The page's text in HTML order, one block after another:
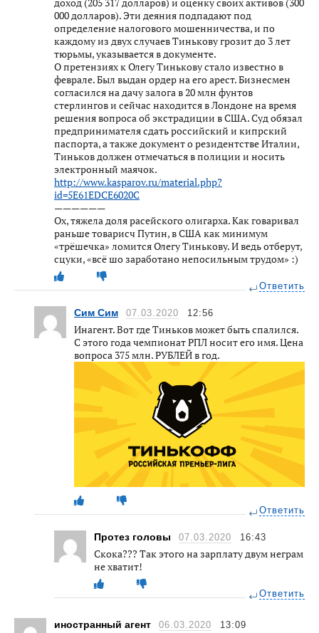
000 долларов). Эти деяния подпадают под
определение налогового мошенничества, и по
каждому из двух случаев Тинькову грозит до 3 лет
тюрьмы, указывается в документе.
О претензиях к Олегу Тинькову стало известно в
феврале. Был выдан ордер на его арест. Бизнесмен
согласился на дачу залога в 20 млн фунтов
стерлингов и сейчас находится в Лондоне на время
решения вопроса об экстрадиции в США. Суд обязал
предпринимателя сдать российский и кипрский
паспорта, а также документ о резидентстве Италии,
Тиньков должен отмечаться в полиции и носить
электронный маячок.
http://www.kasparov.ru/material.php?
id=5E61EDCE6020C
——————
Ох, тяжела доля расейского олигарха. Как говаривал
раньше товарисч Путин, в США как минимум
«трёшечка» ломится Олегу Тинькову. И ведь отберут,
сцуки, «всё шо заработано непосильным трудом» :)
Ответить
Сим Сим 07.03.2020 12:56
Инагент. Вот где Тиньков может быть спалился.
С этого года чемпионат РПЛ носит его имя. Цена
вопроса 375 млн. РУБЛЕЙ в год.
Ответить
Протез головы 07.03.2020 16:43
Скока??? Так этого на зарплату двум неграм
не хватит!
Ответить
иностранный агент 06.03.2020 13:09